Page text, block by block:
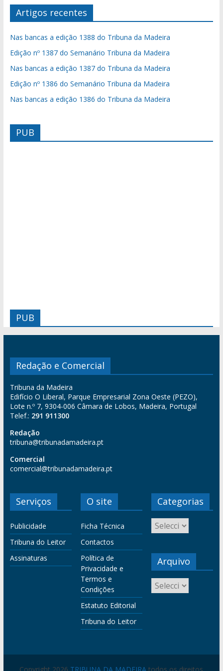
Artigos recentes
Nas bancas a edição 1388 do Tribuna da Madeira
Edição nº 1387 do Semanário Tribuna da Madeira
Nas bancas a edição 1387 do Tribuna da Madeira
Edição nº 1386 do Semanário Tribuna da Madeira
Nas bancas a edição 1386 do Tribuna da Madeira
PUB
PUB
Redação e Comercial
Tribuna da Madeira
Edifício O Liberal, Parque Empresarial Zona Oeste (PEZO),
Lote n.º 7, 9304-006 Câmara de Lobos, Madeira, Portugal
Telef.: 291 911300
Redação
tribuna@tribunadamadeira.pt
Comercial
comercial@tribunadamadeira.pt
Serviços
Publicidade
Tribuna do Leitor
Assinaturas
O site
Ficha Técnica
Contactos
Política de
Privacidade e
Termos e
Condições
Estatuto Editorial
Tribuna do Leitor
Categorias
Arquivo